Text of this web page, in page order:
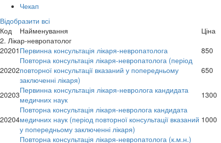
Чекап
Відобразити всі
Код
Найменування
Ціна
2. Лікар-невропатолог
20201 Первинна консультація лікаря-невропатолога
850
20202
Повторна консультація лікаря-невропатолога (період
повторної консультації вказаний у попередньому
заключенні лікаря)
650
20203Первинна консультація лікаря-невролога кандидата
медичних наук
1300
20204
Повторна консультація лікаря-невролога кандидата
медичних наук (період повторної консультації вказаний
у попередньому заключенні лікаря)
1000
Повторна консультація лікаря-невропатолога (к.м.н.)